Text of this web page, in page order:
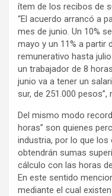
ítem de los recibos de
“El acuerdo arrancó a
mes de junio. Un 10%
mayo y un 11% a partir
remunerativo hasta
un trabajador de 8
junio va a tener un
sur, de 251.000 pesos”,
Del mismo modo
horas” son quienes
industria, por lo que
obtendrán sumas
cálculo con las horas
En este sentido
mediante el cual